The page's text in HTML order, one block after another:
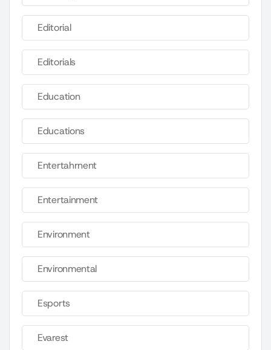
Editorial
Editorials
Education
Educations
Entertahrnent
Entertainment
Environment
Environmental
Esports
Evarest